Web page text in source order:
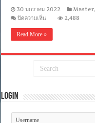
30 มกราคม 2022 Master,
ปิดความเห็น
1080p]
(2019)
เกิด
อินโดนีเซีย
2,488
Read More »
Login